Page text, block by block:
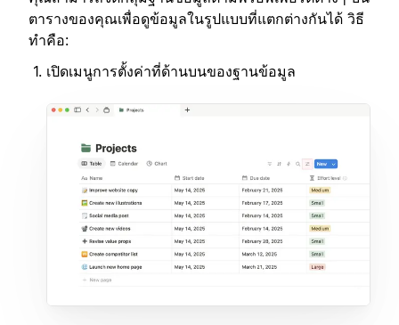
ตารางของคุณเพื่อดูข้อมูลในรูปแบบที่แตกต่างกันได้ วิธี
ทำคือ:
เปิดเมนูการตั้งค่าที่ด้านบนของฐานข้อมูล